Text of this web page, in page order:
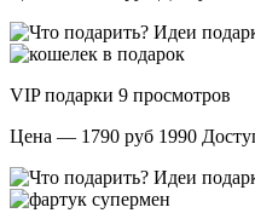
VIP подарки 9 просмотров
Цена — 1790 руб 1990